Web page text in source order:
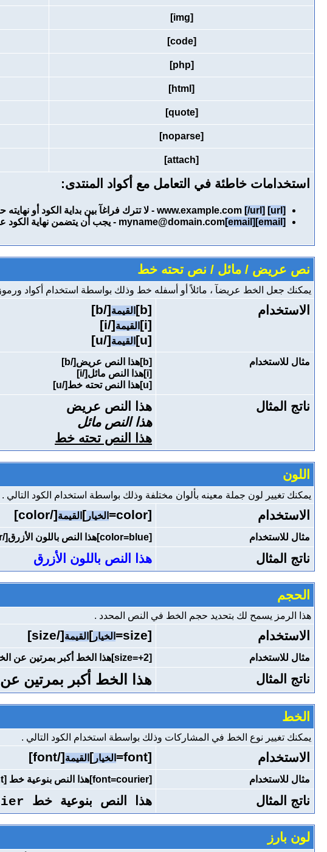
[img]
[code]
[php]
[html]
[quote]
[noparse]
[attach]
استخدامات خاطئة في التعامل مع أكواد المنتدى:
[url]
[/url]
- لا تترك فراغآ بين بداية الكود أو
[email]
myname@domain.com[email] - يجب أن يتضمن نهاية
نص عريض / مائل / نص تحته خط
يمكنك جعل الخط عريضآ ، مائلاً أو أسفله خط وذلك بواسطة استخدام أكواد
الاستخدام [b] القيمة[/b]
[i]
القيمة[/i]
[u]
القيمة[/u]
مثال للاستخدام
[b]هذا النص عريض[/b]
[i]هذا النص مائل[/i]
[u]هذا النص تحته خط[/u]
ناتج المثال
هذا النص عريض
هذا النص مائل
هذا النص تحته خط
اللون
يمكنك تغيير لون جملة معينه بألوان مختلفة وذلك بواسطة استخدام الكود التالي .
الاستخدام [color= الخيار ] القيمة[/color]
مثال للاستخدام [color=blue]هذا النص باللون الأزرق[/color]
ناتج المثال هذا النص باللون الأزرق
الحجم
هذا الرمز يسمح لك بتحديد حجم الخط في النص المحدد .
الاستخدام [size= الخيار ] القيمة[/size]
مثال للاستخدام [size=+2]هذا الخط أكبر بمرتين عن الخط العادي[/size]
ناتج المثال هذا الخط أكبر بمرتين
الخط
يمكنك تغيير نوع الخط في المشاركات وذلك بواسطة استخدام الكود التالي .
الاستخدام [font= الخيار ] القيمة[/font]
مثال للاستخدام [font=courier]هذا النص بنوعية خط courier[/font]
ناتج المثال هذا النص بنوعية خط courier
لون بارز